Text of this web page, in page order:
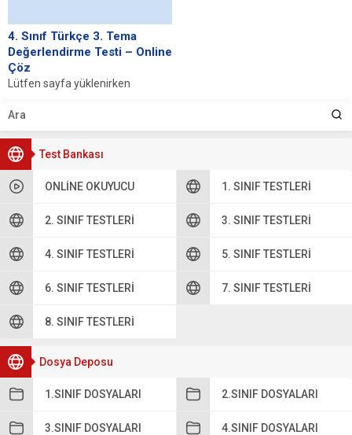
Test Bankası
ONLINE OKUYUCU 1. SINIF TESTLERI
2. SINIF TESTLERI 3. SINIF TESTLERI
4. SINIF TESTLERI 5. SINIF TESTLERI
6. SINIF TESTLERI 7. SINIF TESTLERI
8. SINIF TESTLERI
Dosya Deposu
1.SINIF DOSYALARI 2.SINIF DOSYALARI
3.SINIF DOSYALARI 4.SINIF DOSYALARI
4. Sınıf Türkçe 3. Tema
Değerlendirme Testi – Online
Çöz
Lütfen sayfa yüklenirken
javascript desteğinin etkin
olduğundan emin olunuz. Eğer
sayfa yüklenmediyse buraya...